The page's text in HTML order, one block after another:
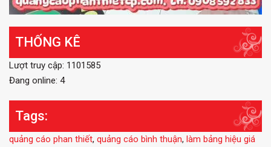
THỐNG KÊ
Lượt truy cập: 1101585
Đang online: 4
Tags:
quảng cáo phan thiết, quảng cáo bình thuận, làm bảng hiệu giá